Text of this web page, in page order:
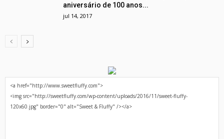
aniversário de 100 anos...
jul 14, 2017